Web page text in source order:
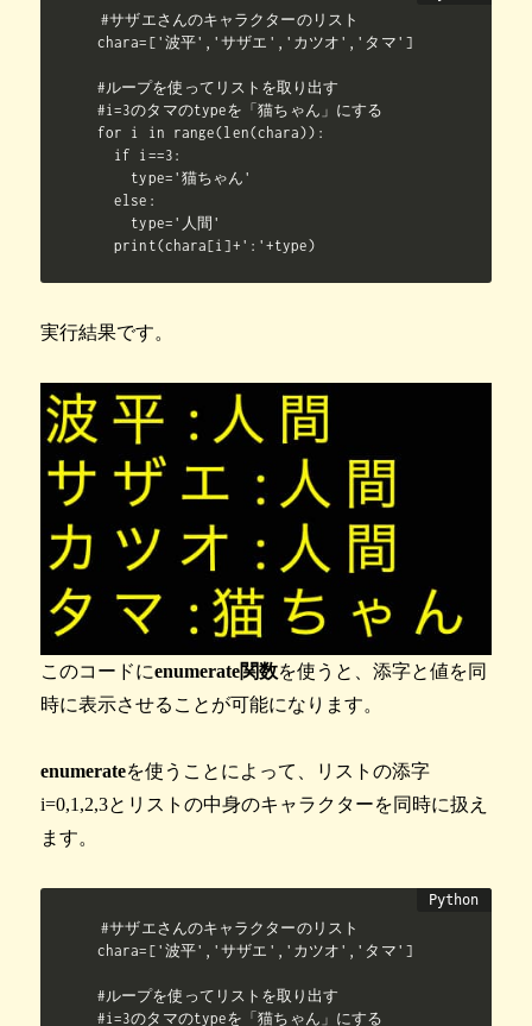
#サザエさんのキャラクターのリスト
chara=['波平','サザエ','カツオ','タマ']
#ループを使ってリストを取り出す
#i=3のタマのtypeを「猫ちゃん」にする
for i in range(len(chara)):
  if i==3:
    type='猫ちゃん'
  else:
    type='人間'
  print(chara[i]+':'+type)
実行結果です。
このコードにenumerate関数を使うと、添字と値を同
時に表示させることが可能になります。
enumerateを使うことによって、リストの添字
i=0,1,2,3とリストの中身のキャラクターを同時に扱え
ます。
#サザエさんのキャラクターのリスト
chara=['波平','サザエ','カツオ','タマ']
#ループを使ってリストを取り出す
#i=3のタマのtypeを「猫ちゃん」にする